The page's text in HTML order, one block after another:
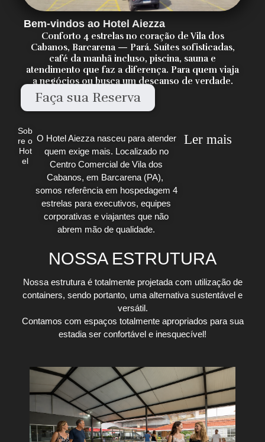
Bem-vindos ao Hotel Aiezza
Conforto 4 estrelas no coração de Vila dos
Cabanos, Barcarena — Pará. Suítes sofisticadas,
café da manhã incluso, piscina, sauna e
atendimento que faz a diferença. Para quem viaja
a negócios ou busca um descanso de verdade.
Faça sua Reserva
Sob
re o
Hot
el
O Hotel Aiezza nasceu para atender
quem exige mais. Localizado no
Centro Comercial de Vila dos
Cabanos, em Barcarena (PA),
somos referência em hospedagem 4
estrelas para executivos, equipes
corporativas e viajantes que não
abrem mão de qualidade.
Ler mais
NOSSA ESTRUTURA
Nossa estrutura é totalmente projetada com utilização de
containers, sendo portanto, uma alternativa sustentável e
versátil.
Contamos com espaços totalmente apropriados para sua
estadia ser confortável e inesquecível!